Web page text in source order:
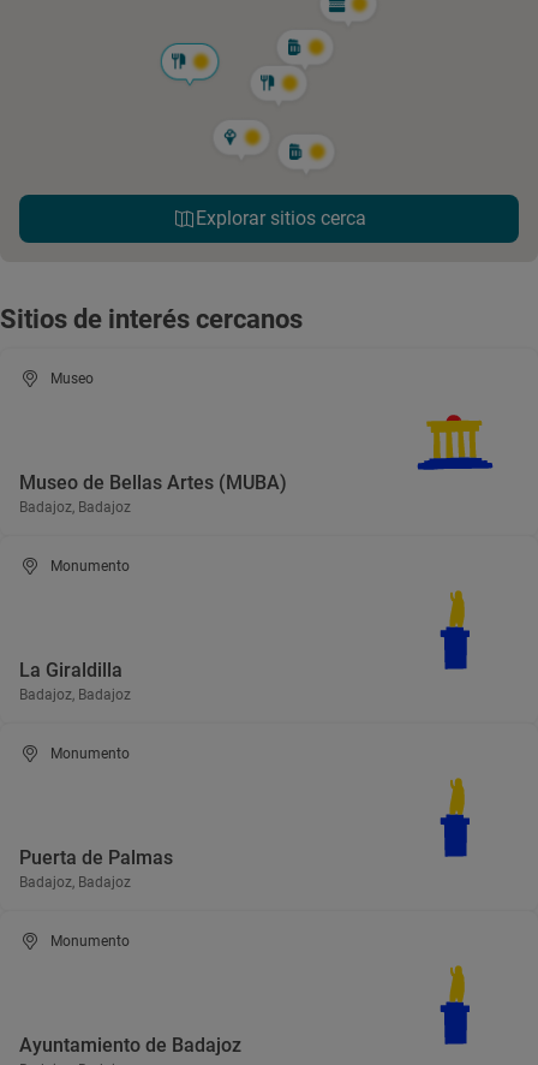
Explorar sitios cerca
Sitios de interés cercanos
Museo
Museo de Bellas Artes (MUBA)
Badajoz, Badajoz
Monumento
La Giraldilla
Badajoz, Badajoz
Monumento
Puerta de Palmas
Badajoz, Badajoz
Monumento
Ayuntamiento de Badajoz